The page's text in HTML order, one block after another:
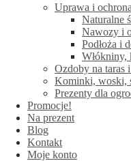
Uprawa i
Naturalne
Nawozy i
Podłoża i
Włókniny,
Ozdoby na taras
Kominki, woski,
Prezenty dla
Promocje!
Na prezent
Blog
Kontakt
Moje konto